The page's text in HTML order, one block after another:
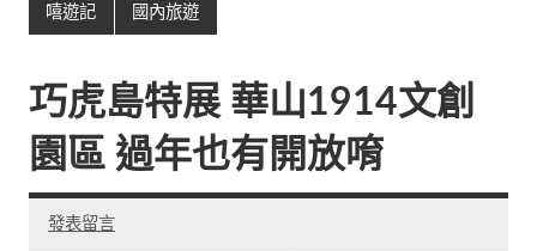
嘻遊記 國內旅遊
巧虎島特展 華山1914文創
園區 過年也有開放唷
發表留言